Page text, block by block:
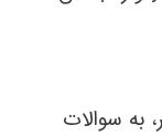
به سوالات